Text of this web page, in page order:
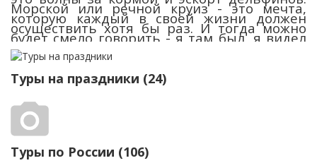
Морской или речной круиз - это мечта,
которую каждый в своей жизни должен
осуществить хотя бы раз. И тогда можно
будет смело говорить - я там был, я видел
этот огненный шар, я видел эти волны - и
это былоВЕЛИКОЛЕПНО!
Туры на праздники (24)
Туры по России (106)